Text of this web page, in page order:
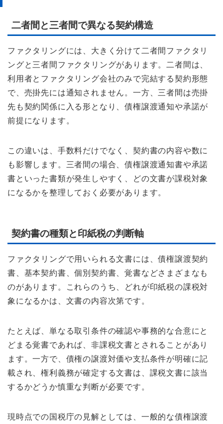
二者間と三者間で異なる契約構造
ファクタリングには、大きく分けて二者間ファクタリ
ングと三者間ファクタリングがあります。二者間は、
利用者とファクタリング会社のみで完結する契約形態
で、売掛先には通知されません。一方、三者間は売掛
先も契約関係に入る形となり、債権譲渡通知や承諾が
前提になります。
この違いは、手数料だけでなく、契約書の内容や数に
も影響します。三者間の場合、債権譲渡通知書や承諾
書といった書類が発生しやすく、どの文書が課税対象
になるかを整理しておく必要があります。
契約書の種類と印紙税の判断軸
ファクタリングで用いられる文書には、債権譲渡契約
書、基本契約書、個別契約書、覚書などさまざまなも
のがあります。これらのうち、どれが印紙税の課税対
象になるかは、文書の内容次第です。
たとえば、単なる取引条件の確認や事務的な合意にと
どまる覚書であれば、非課税文書とされることがあり
ます。一方で、債権の譲渡対価や支払条件が明確に記
載され、権利義務が確定する文書は、課税文書に該当
するかどうか慎重な判断が必要です。
現時点での国税庁の見解としては、一般的な債権譲渡